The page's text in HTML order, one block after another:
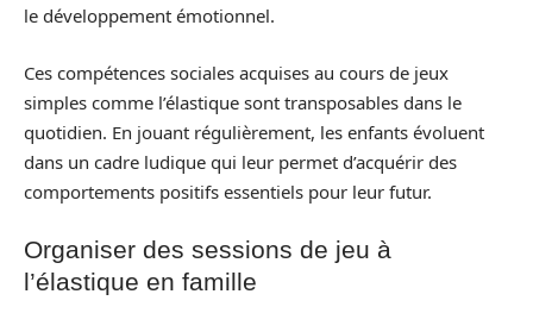
le développement émotionnel.
Ces compétences sociales acquises au cours de jeux
simples comme l’élastique sont transposables dans le
quotidien. En jouant régulièrement, les enfants évoluent
dans un cadre ludique qui leur permet d’acquérir des
comportements positifs essentiels pour leur futur.
Organiser des sessions de jeu à
l’élastique en famille